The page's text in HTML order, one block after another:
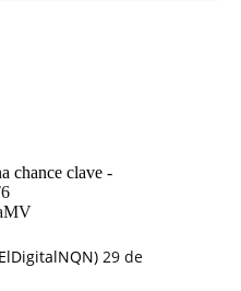
chance clave -
29 de